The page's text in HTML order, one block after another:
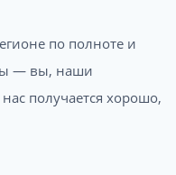
по полноте и
— вы, наши
получается хорошо,